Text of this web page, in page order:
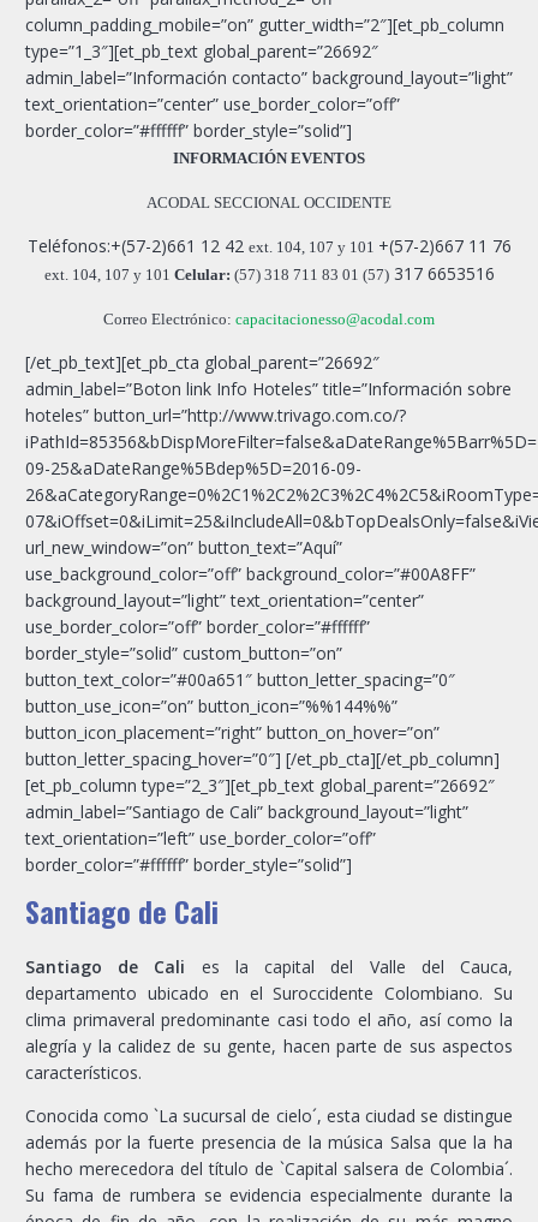
column_padding_mobile=”on” gutter_width=”2″][et_pb_column
type=”1_3″][et_pb_text global_parent=”26692″
admin_label=”Información contacto” background_layout=”light”
text_orientation=”center” use_border_color=”off”
border_color=”#ffffff” border_style=”solid”]
INFORMACIÓN EVENTOS
ACODAL SECCIONAL OCCIDENTE
Teléfonos:+(57-2)661 12 42 ext. 104, 107 y 101 +(57-2)667 11 76
ext. 104, 107 y 101 Celular: (57) 318 711 83 01 (57)317 6653516
Correo Electrónico: capacitacionesso@acodal.com
[/et_pb_text][et_pb_cta global_parent=”26692″
admin_label=”Boton link Info Hoteles” title=”Información sobre
hoteles” button_url=”http://www.trivago.com.co/?
09-25&aDateRange%5Bdep%5D=2016-09-
url_new_window=”on” button_text=”Aquí”
use_background_color=”off” background_color=”#00A8FF”
background_layout=”light” text_orientation=”center”
use_border_color=”off” border_color=”#ffffff”
border_style=”solid” custom_button=”on”
button_text_color=”#00a651″ button_letter_spacing=”0″
button_use_icon=”on” button_icon=”%%144%%”
button_icon_placement=”right” button_on_hover=”on”
button_letter_spacing_hover=”0″] [/et_pb_cta][/et_pb_column]
[et_pb_column type=”2_3″][et_pb_text global_parent=”26692″
admin_label=”Santiago de Cali” background_layout=”light”
text_orientation=”left” use_border_color=”off”
border_color=”#ffffff” border_style=”solid”]
Santiago de Cali
Santiago de Cali es la capital del Valle del Cauca,
departamento ubicado en el Suroccidente Colombiano. Su
clima primaveral predominante casi todo el año, así como la
alegría y la calidez de su gente, hacen parte de sus aspectos
característicos.
Conocida como `La sucursal de cielo´, esta ciudad se distingue
además por la fuerte presencia de la música Salsa que la ha
hecho merecedora del título de `Capital salsera de Colombia´.
Su fama de rumbera se evidencia especialmente durante la